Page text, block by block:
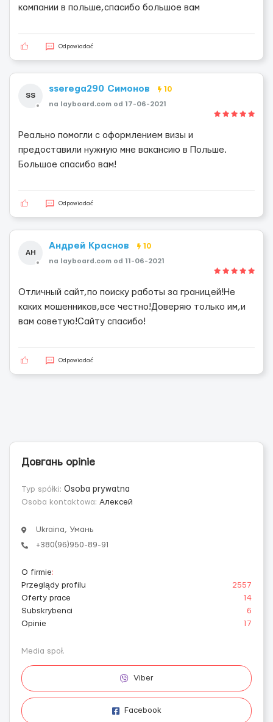
компании в польше,спасибо большое вам
Odpowiadać
SS
sserega290 Симонов 10
na layboard.com od 17-06-2021
Реально помогли с оформлением визы и
предоставили нужную мне вакансию в Польше.
Большое спасибо вам!
Odpowiadać
АН
Андрей Краснов 10
na layboard.com od 11-06-2021
Отличный сайт,по поиску работы за границей!Не
каких мошенников,все честно!Доверяю только им,и
вам советую!Сайту спасибо!
Odpowiadać
Довгань opinie
Typ spółki: Osoba prywatna
Osoba kontaktowa: Алексей
Ukraina, Умань
+380(96)950-89-91
O firmie:
Przeglądy profilu
2557
Oferty prace
14
Subskrybenci
6
Opinie
17
Media społ.
Viber
Facebook